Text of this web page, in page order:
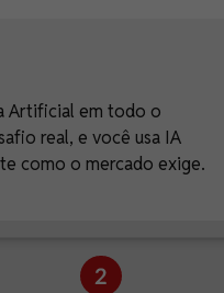
Artificial em todo o
real, e você usa IA
como o mercado exige.